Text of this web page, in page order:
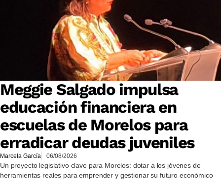
Meggie Salgado impulsa
educación financiera en
escuelas de Morelos para
erradicar deudas juveniles
Marcela García 06/08/2026
Un proyecto legislativo clave para Morelos: dotar a los jóvenes de
herramientas reales para emprender y gestionar su futuro económico